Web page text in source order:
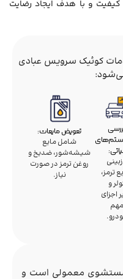
کیفیت و با هدف ایجاد رضایت
شستشوی معمولی است و
کوئیک سرویس عبادی
ترمز،
و
اجزای
مهم
تعویض مایعات:
شامل مایع
شیشه‌شور، ضدیخ و
روغن ترمز در صورت
نیاز.